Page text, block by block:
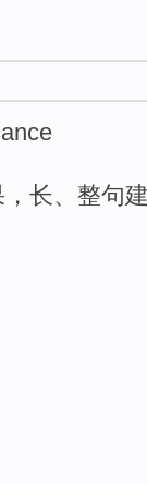
，长、整句